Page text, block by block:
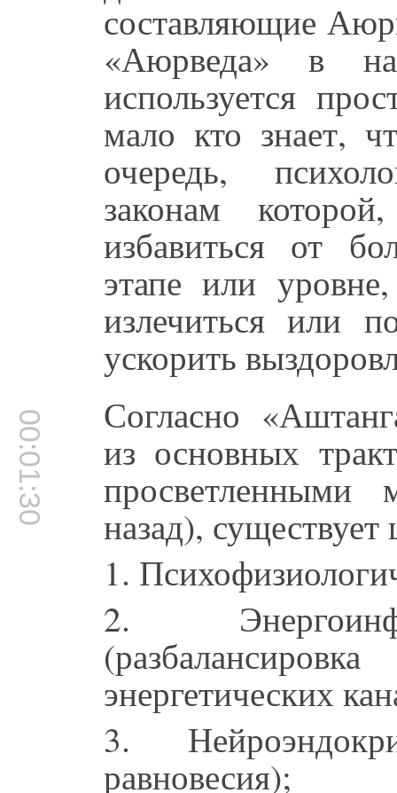
составляющие
«Аюрведа» в
используется
мало кто знает,
очередь,
законам
избавиться от
этапе или
излечиться или
ускорить
00:01:30 Согласно
из основных
назад),
1.
2.
энергетических
3.
равновесия);